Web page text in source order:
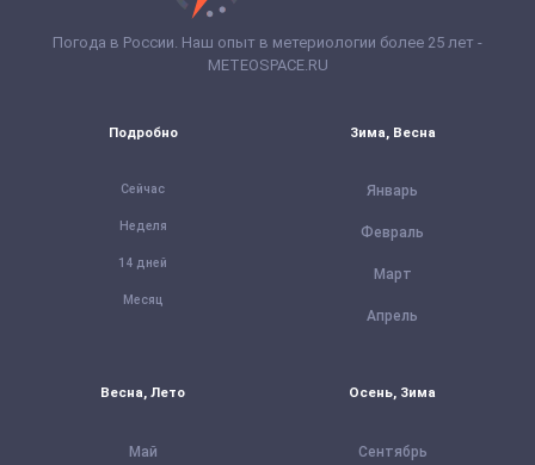
Погода в России. Наш опыт в метериологии более 25 лет -
METEOSPACE.RU
Подробно
Сейчас
Неделя
14 дней
Месяц
Зима, Весна
Январь
Февраль
Март
Апрель
Весна, Лето
Май
Осень, Зима
Сентябрь